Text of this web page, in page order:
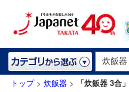
トップ> 炊飯器 > 「炊飯器 3合」